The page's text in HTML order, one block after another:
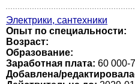
Электрики, сантехники
Опыт по специальности:
Возраст:
Образование:
Заработная плата: 60 000-
Добавлена/